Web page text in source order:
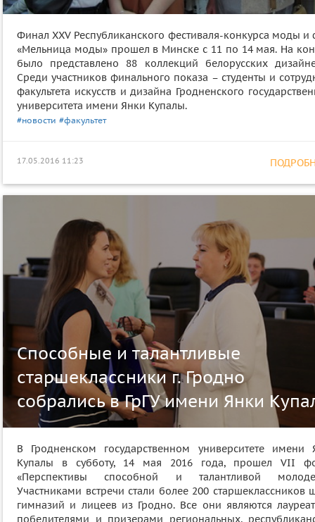
Финал XXV Республиканского фестиваля-конкурса моды и
«Мельница моды» прошел в Минске с 11 по 14 мая. На
было представлено 88 коллекций белорусских
Среди участников финального показа – студенты и
факультета искусств и дизайна Гродненского
университета имени Янки Купалы.
#новости #факультет
17.05.2016 11:23
Способные и талантливые
старшеклассники г. Гродно
собрались в ГрГУ имени Янки
В Гродненском государственном университете имени
Купалы в субботу, 14 мая 2016 года, прошел VII
«Перспективы способной и талантливой
Участниками встречи стали более 200 старшеклассников
гимназий и лицеев из Гродно. Все они являются
победителями и призерами региональных,